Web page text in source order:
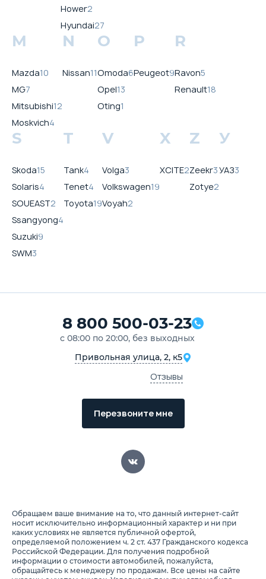
Hower2
Hyundai27
M
Mazda10
MG7
Mitsubishi12
Moskvich4
N
Nissan11
O
Omoda6
Opel13
Oting1
P
Peugeot9
R
Ravon5
Renault18
S
Skoda15
Solaris4
SOUEAST2
Ssangyong4
Suzuki9
SWM3
T
Tank4
Tenet4
Toyota19
V
Volga3
Volkswagen19
Voyah2
X
XCITE2
Z
Zeekr3
Zotye2
У
УАЗ3
8 800 500-03-23
с 08:00 по 20:00, без выходных
Привольная улица, 2, к5
Отзывы
Перезвоните мне
Обращаем ваше внимание на то, что данный интернет-сайт
носит исключительно информационный характер и ни при
каких условиях не является публичной офертой,
определяемой положением ч. 2 ст. 437 Гражданского кодекса
Российской Федерации. Для получения подробной
информации о стоимости автомобилей, пожалуйста,
обращайтесь к менеджеру по продажам. Все цены на сайте